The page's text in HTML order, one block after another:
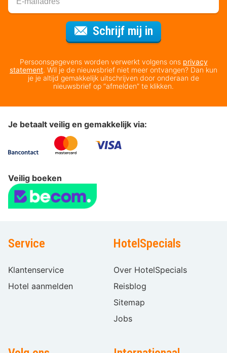
Schrijf mij in
Persoonsgegevens worden verwerkt volgens ons privacy
statement. Wil je de nieuwsbrief niet meer ontvangen? Dan kun
je je altijd gemakkelijk uitschrijven door onderaan de
nieuwsbrief op “afmelden” te klikken.
Je betaalt veilig en gemakkelijk via:
Veilig boeken
Service
Klantenservice
Hotel aanmelden
HotelSpecials
Over HotelSpecials
Reisblog
Sitemap
Jobs